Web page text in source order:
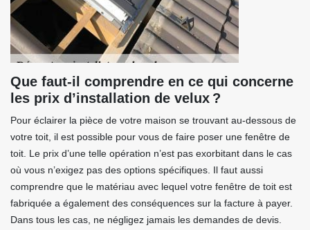
Que faut-il comprendre en ce qui concerne
les prix d’installation de velux ?
Pour éclairer la pièce de votre maison se trouvant au-dessous de
votre toit, il est possible pour vous de faire poser une fenêtre de
toit. Le prix d’une telle opération n’est pas exorbitant dans le cas
où vous n’exigez pas des options spécifiques. Il faut aussi
comprendre que le matériau avec lequel votre fenêtre de toit est
fabriquée a également des conséquences sur la facture à payer.
Dans tous les cas, ne négligez jamais les demandes de devis.